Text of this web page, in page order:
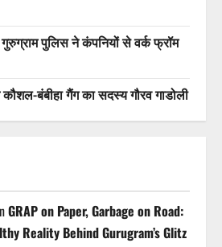
गुरुग्राम पुलिस ने कंपनियों से वर्क फ्रॉम
बंबीहा गैंग का सदस्य गौरव गाडोली
GRAP on Paper, Garbage on Road:
Reality Behind Gurugram’s Glitz